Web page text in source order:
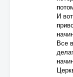
И
Все